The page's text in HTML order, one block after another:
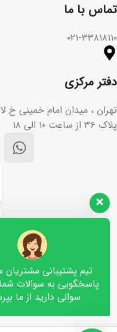
تماس با ما​
۰۲۱-۳۳۸۱۸۱۱۰
دفتر مرکزی
تهران ، میدان امام خمینی خ
پلاک ۳۶ از ساعت ۱۰ الی ۱۸
تیم پشتیبانی مشتریان
پاسخگویی به سوالات
سلام، چطور می‌تونم